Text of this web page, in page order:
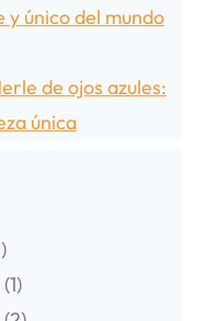
único del mundo
de ojos azules:
única
(1)